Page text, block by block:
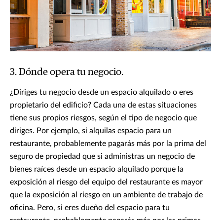
3. Dónde opera tu negocio.
¿Diriges tu negocio desde un espacio alquilado o eres
propietario del edificio? Cada una de estas situaciones
tiene sus propios riesgos, según el tipo de negocio que
diriges. Por ejemplo, si alquilas espacio para un
restaurante, probablemente pagarás más por la prima del
seguro de propiedad que si administras un negocio de
bienes raíces desde un espacio alquilado porque la
exposición al riesgo del equipo del restaurante es mayor
que la exposición al riesgo en un ambiente de trabajo de
oficina. Pero, si eres dueño del espacio para tu